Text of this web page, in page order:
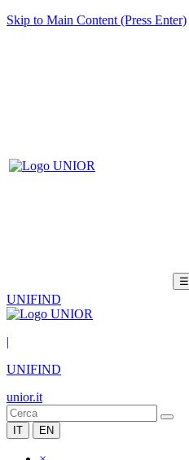
Skip to Main Content (Press Enter)
☰
UNIFIND
|
UNIFIND
unior.it
IT EN